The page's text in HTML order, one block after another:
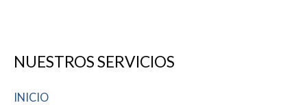
NUESTROS SERVICIOS
INICIO